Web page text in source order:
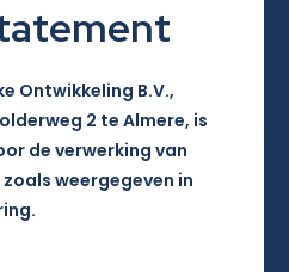
Ontwikkeling B.V.,
2 te Almere, is
de verwerking van
weergegeven in